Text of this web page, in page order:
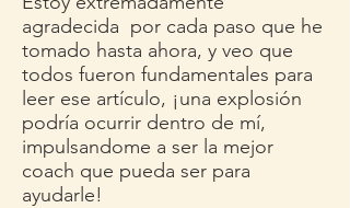
agradecida por cada paso que he
tomado hasta ahora, y veo que
todos fueron fundamentales para
leer ese artículo, ¡una explosión
podría ocurrir dentro de mí,
impulsandome a ser la mejor
coach que pueda ser para
ayudarle!